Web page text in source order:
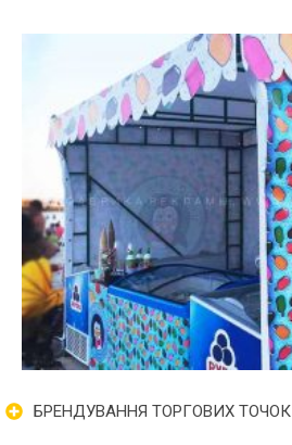
БРЕНДУВАННЯ ТОРГОВИХ